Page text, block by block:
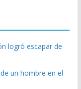
logró escapar de
un hombre en el